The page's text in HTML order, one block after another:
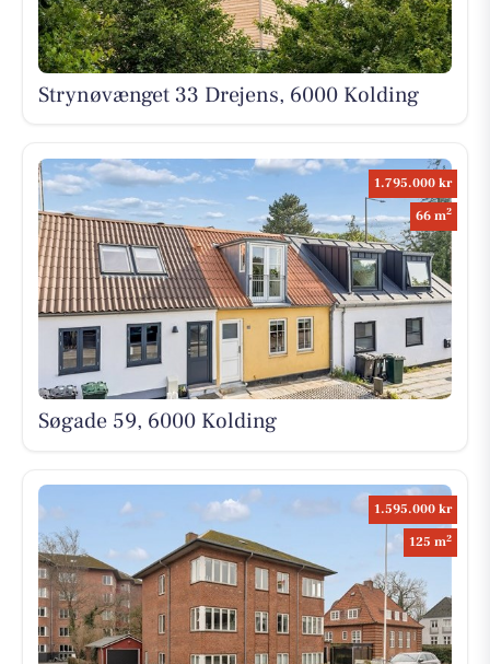
Strynøvænget 33 Drejens, 6000 Kolding
1.795.000 kr
66 m2
Søgade 59, 6000 Kolding
1.595.000 kr
125 m2